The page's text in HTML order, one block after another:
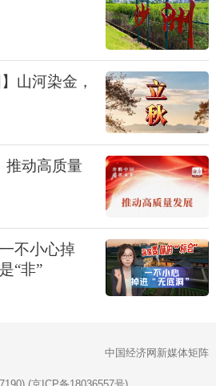
山河染金，
推动高质量
不小心掉
“非”
中国经济网新媒体矩阵